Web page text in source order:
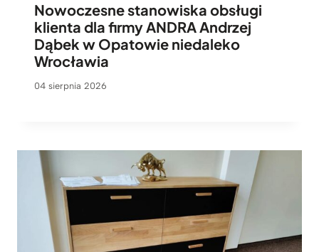
Nowoczesne stanowiska obsługi
klienta dla firmy ANDRA Andrzej
Dąbek w Opatowie niedaleko
Wrocławia
04 sierpnia 2026